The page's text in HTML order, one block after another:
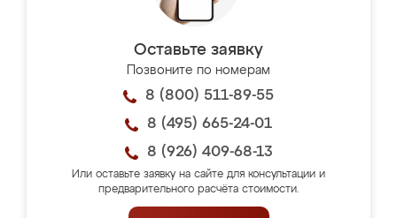
Оставьте заявку
Позвоните по номерам
8 (800) 511-89-55
8 (495) 665-24-01
8 (926) 409-68-13
Или оставьте заявку на сайте для консультации и
предварительного расчёта стоимости.